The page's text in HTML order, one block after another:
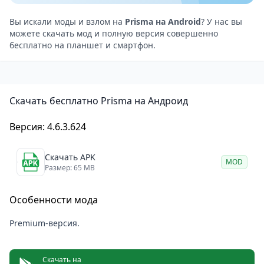
Преимущества и недостатки
Prisma предлагает уникальные художественные
фильтры, созданные с использованием нейронных
сетей. Они отличаются простотой использования и
Кроме того, приложение регулярно обновляется,
ещё более привлекательным для пользователей.
Однако есть и некоторые недостатки. Например,
обработка изображений может занимать
использовании сложных фильтров. Кроме того,
некоторые фильтры могут быть недоступны для
ограничить возможности пользователей.
Вы искали моды и взлом на Prisma на Android? У нас вы
можете скачать мод и полную версия совершенно
бесплатно на планшет и смартфон.
Скачать бесплатно Prisma на Андроид
Версия: 4.6.3.624
Скачать APK
Размер: 65 MB
MOD
Особенности мода
Premium-версия.
Скачать на